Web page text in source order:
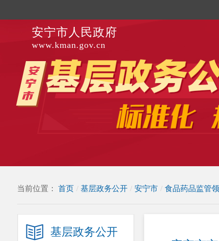
安宁市人民政府
www.kman.gov.cn
当前位置： 首页 / 基层政务公开 / 安宁市 / 食品药品监管
基层政务公开